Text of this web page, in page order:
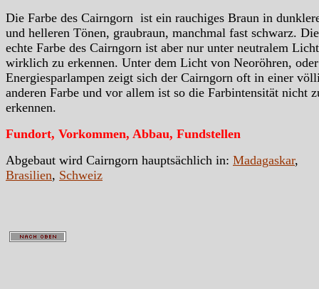
Die Farbe des Cairngorn ist ein rauchiges Braun in
und helleren Tönen, graubraun, manchmal fast schwarz. Die
echte Farbe des Cairngorn ist aber nur unter neutralem Licht
wirklich zu erkennen. Unter dem Licht von Neoröhren, oder
Energiesparlampen zeigt sich der Cairngorn oft in einer
anderen Farbe und vor allem ist so die Farbintensität nicht
erkennen.
Fundort, Vorkommen, Abbau, Fundstellen
Abgebaut wird Cairngorn hauptsächlich in: Madagaskar,
Brasilien, Schweiz